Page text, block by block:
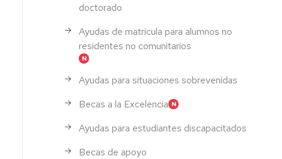
doctorado
Ayudas de matrícula para alumnos no
residentes no comunitarios
Ayudas para situaciones sobrevenidas
Becas a la Excelencia
Ayudas para estudiantes discapacitados
Becas de apoyo